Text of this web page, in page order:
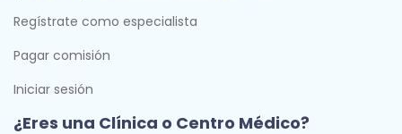
Regístrate como especialista
Pagar comisión
Iniciar sesión
¿Eres una Clínica o Centro Médico?